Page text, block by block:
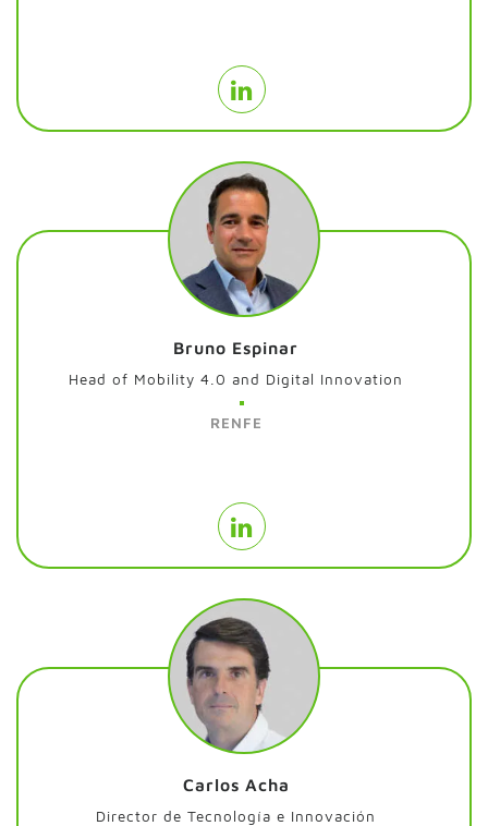
Bruno Espinar
Head of Mobility 4.0 and Digital Innovation
RENFE
Carlos Acha
Director de Tecnología e Innovación